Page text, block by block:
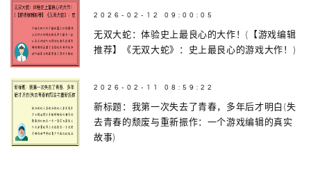
2026-02-12 09:00:05
无双大蛇：体验史上最良心的大作！(【游戏编辑
推荐】《无双大蛇》：史上最良心的游戏大作！)
2026-02-11 08:59:22
新标题：我第一次失去了青春，多年后才明白(失
去青春的颓废与重新振作：一个游戏编辑的真实
故事)